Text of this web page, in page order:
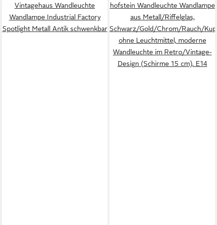
Vintagehaus Wandleuchte
Wandlampe Industrial Factory
Spotlight Metall Antik schwenkbar
hofstein Wandleuchte Wandlampe
aus Metall/Riffelglas,
Schwarz/Gold/Chrom/Rauch/
ohne Leuchtmittel, moderne
Wandleuchte im Retro/Vintage-
Design (Schirme 15 cm), E14